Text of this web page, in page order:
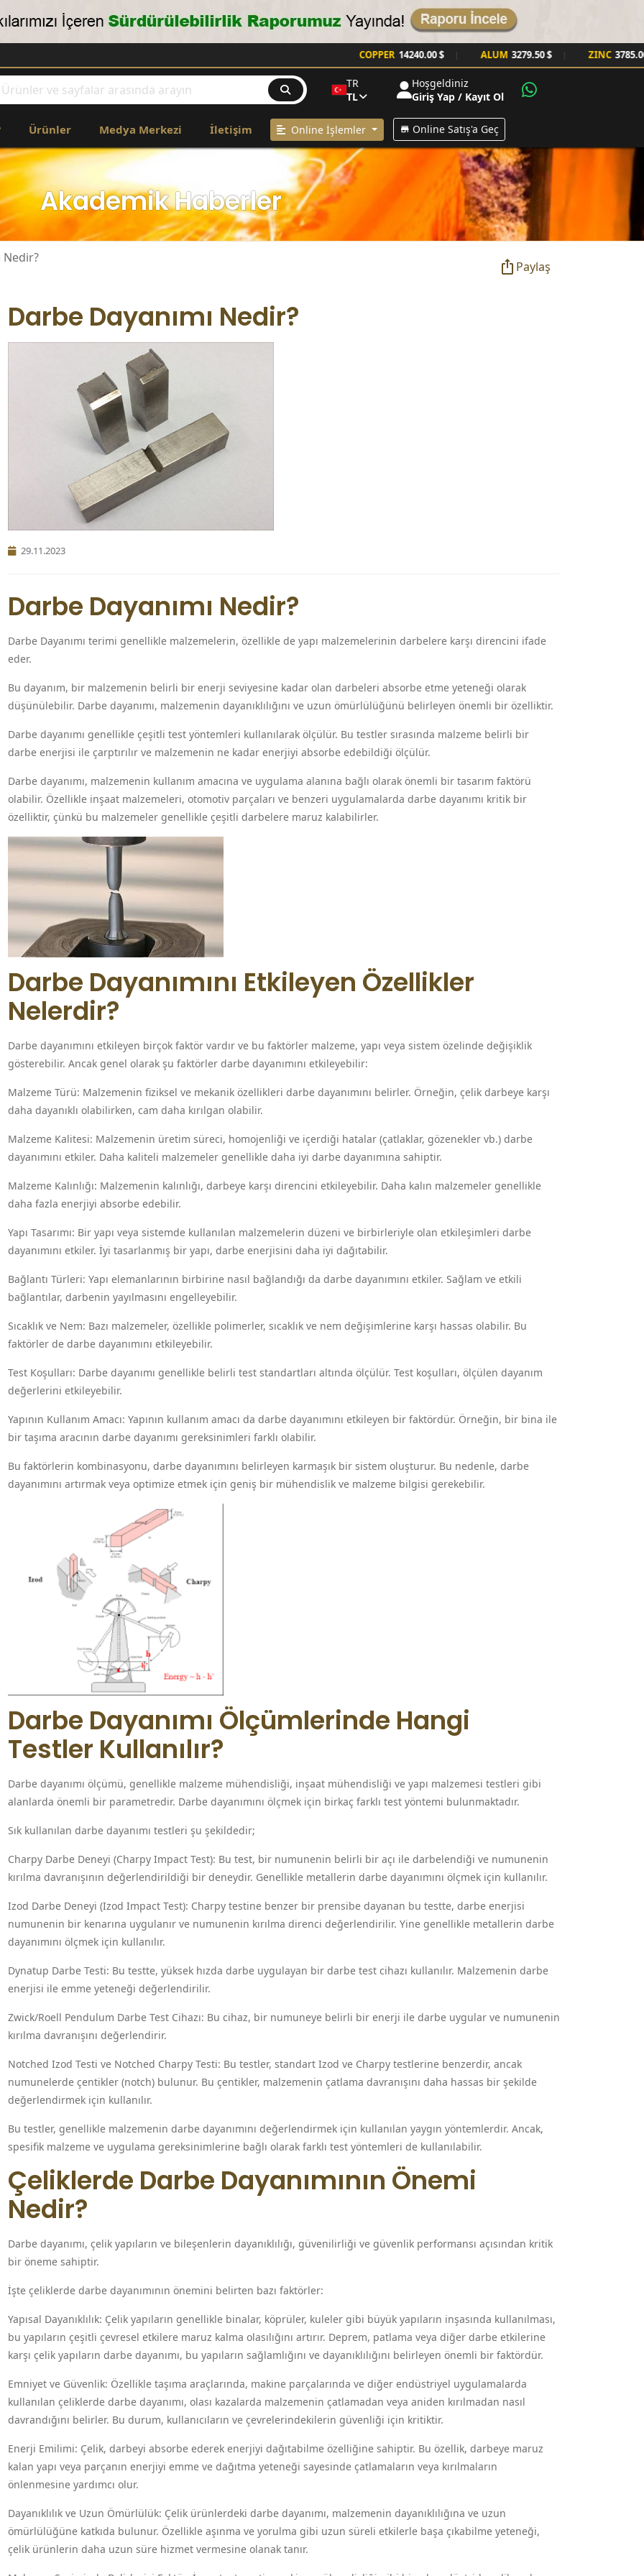
14240.00 $ | ALUM 3279.50 $ | ZINC 3785.00 $ |
TR
TL
Hoşgeldiniz
Giriş Yap / Kayıt Ol
Ürünler Medya Merkezi İletişim Online İşlemler Online Satış'a Geç
Akademik Haberler
Nedir?
Paylaş
Darbe Dayanımı Nedir?
29.11.2023
Darbe Dayanımı Nedir?
Darbe Dayanımı terimi genellikle malzemelerin, özellikle de yapı malzemelerinin darbelere karşı direncini ifade
eder.
Bu dayanım, bir malzemenin belirli bir enerji seviyesine kadar olan darbeleri absorbe etme yeteneği olarak
düşünülebilir. Darbe dayanımı, malzemenin dayanıklılığını ve uzun ömürlülüğünü belirleyen önemli bir özelliktir.
Darbe dayanımı genellikle çeşitli test yöntemleri kullanılarak ölçülür. Bu testler sırasında malzeme belirli bir
darbe enerjisi ile çarptırılır ve malzemenin ne kadar enerjiyi absorbe edebildiği ölçülür.
Darbe dayanımı, malzemenin kullanım amacına ve uygulama alanına bağlı olarak önemli bir tasarım faktörü
olabilir. Özellikle inşaat malzemeleri, otomotiv parçaları ve benzeri uygulamalarda darbe dayanımı kritik bir
özelliktir, çünkü bu malzemeler genellikle çeşitli darbelere maruz kalabilirler.
Darbe Dayanımını Etkileyen Özellikler
Nelerdir?
Darbe dayanımını etkileyen birçok faktör vardır ve bu faktörler malzeme, yapı veya sistem özelinde değişiklik
gösterebilir. Ancak genel olarak şu faktörler darbe dayanımını etkileyebilir:
Malzeme Türü: Malzemenin fiziksel ve mekanik özellikleri darbe dayanımını belirler. Örneğin, çelik darbeye karşı
daha dayanıklı olabilirken, cam daha kırılgan olabilir.
Malzeme Kalitesi: Malzemenin üretim süreci, homojenliği ve içerdiği hatalar (çatlaklar, gözenekler vb.) darbe
dayanımını etkiler. Daha kaliteli malzemeler genellikle daha iyi darbe dayanımına sahiptir.
Malzeme Kalınlığı: Malzemenin kalınlığı, darbeye karşı direncini etkileyebilir. Daha kalın malzemeler genellikle
daha fazla enerjiyi absorbe edebilir.
Yapı Tasarımı: Bir yapı veya sistemde kullanılan malzemelerin düzeni ve birbirleriyle olan etkileşimleri darbe
dayanımını etkiler. İyi tasarlanmış bir yapı, darbe enerjisini daha iyi dağıtabilir.
Bağlantı Türleri: Yapı elemanlarının birbirine nasıl bağlandığı da darbe dayanımını etkiler. Sağlam ve etkili
bağlantılar, darbenin yayılmasını engelleyebilir.
Sıcaklık ve Nem: Bazı malzemeler, özellikle polimerler, sıcaklık ve nem değişimlerine karşı hassas olabilir. Bu
faktörler de darbe dayanımını etkileyebilir.
Test Koşulları: Darbe dayanımı genellikle belirli test standartları altında ölçülür. Test koşulları, ölçülen dayanım
değerlerini etkileyebilir.
Yapının Kullanım Amacı: Yapının kullanım amacı da darbe dayanımını etkileyen bir faktördür. Örneğin, bir bina ile
bir taşıma aracının darbe dayanımı gereksinimleri farklı olabilir.
Bu faktörlerin kombinasyonu, darbe dayanımını belirleyen karmaşık bir sistem oluşturur. Bu nedenle, darbe
dayanımını artırmak veya optimize etmek için geniş bir mühendislik ve malzeme bilgisi gerekebilir.
Darbe Dayanımı Ölçümlerinde Hangi
Testler Kullanılır?
Darbe dayanımı ölçümü, genellikle malzeme mühendisliği, inşaat mühendisliği ve yapı malzemesi testleri gibi
alanlarda önemli bir parametredir. Darbe dayanımını ölçmek için birkaç farklı test yöntemi bulunmaktadır.
Sık kullanılan darbe dayanımı testleri şu şekildedir;
Charpy Darbe Deneyi (Charpy Impact Test): Bu test, bir numunenin belirli bir açı ile darbelendiği ve numunenin
kırılma davranışının değerlendirildiği bir deneydir. Genellikle metallerin darbe dayanımını ölçmek için kullanılır.
Izod Darbe Deneyi (Izod Impact Test): Charpy testine benzer bir prensibe dayanan bu testte, darbe enerjisi
numunenin bir kenarına uygulanır ve numunenin kırılma direnci değerlendirilir. Yine genellikle metallerin darbe
dayanımını ölçmek için kullanılır.
Dynatup Darbe Testi: Bu testte, yüksek hızda darbe uygulayan bir darbe test cihazı kullanılır. Malzemenin darbe
enerjisi ile emme yeteneği değerlendirilir.
Zwick/Roell Pendulum Darbe Test Cihazı: Bu cihaz, bir numuneye belirli bir enerji ile darbe uygular ve numunenin
kırılma davranışını değerlendirir.
Notched Izod Testi ve Notched Charpy Testi: Bu testler, standart Izod ve Charpy testlerine benzerdir, ancak
numunelerde çentikler (notch) bulunur. Bu çentikler, malzemenin çatlama davranışını daha hassas bir şekilde
değerlendirmek için kullanılır.
Bu testler, genellikle malzemenin darbe dayanımını değerlendirmek için kullanılan yaygın yöntemlerdir. Ancak,
spesifik malzeme ve uygulama gereksinimlerine bağlı olarak farklı test yöntemleri de kullanılabilir.
Çeliklerde Darbe Dayanımının Önemi
Nedir?
Darbe dayanımı, çelik yapıların ve bileşenlerin dayanıklılığı, güvenilirliği ve güvenlik performansı açısından kritik
bir öneme sahiptir.
İşte çeliklerde darbe dayanımının önemini belirten bazı faktörler:
Yapısal Dayanıklılık: Çelik yapıların genellikle binalar, köprüler, kuleler gibi büyük yapıların inşasında kullanılması,
bu yapıların çeşitli çevresel etkilere maruz kalma olasılığını artırır. Deprem, patlama veya diğer darbe etkilerine
karşı çelik yapıların darbe dayanımı, bu yapıların sağlamlığını ve dayanıklılığını belirleyen önemli bir faktördür.
Emniyet ve Güvenlik: Özellikle taşıma araçlarında, makine parçalarında ve diğer endüstriyel uygulamalarda
kullanılan çeliklerde darbe dayanımı, olası kazalarda malzemenin çatlamadan veya aniden kırılmadan nasıl
davrandığını belirler. Bu durum, kullanıcıların ve çevrelerindekilerin güvenliği için kritiktir.
Enerji Emilimi: Çelik, darbeyi absorbe ederek enerjiyi dağıtabilme özelliğine sahiptir. Bu özellik, darbeye maruz
kalan yapı veya parçanın enerjiyi emme ve dağıtma yeteneği sayesinde çatlamaların veya kırılmaların
önlenmesine yardımcı olur.
Dayanıklılık ve Uzun Ömürlülük: Çelik ürünlerdeki darbe dayanımı, malzemenin dayanıklılığına ve uzun
ömürlülüğüne katkıda bulunur. Özellikle aşınma ve yorulma gibi uzun süreli etkilerle başa çıkabilme yeteneği,
çelik ürünlerin daha uzun süre hizmet vermesine olanak tanır.